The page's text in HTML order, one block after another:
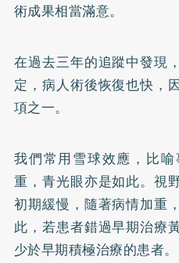
術成果相當滿意。
在過去三年的追蹤中發現
定，病人術後恢復也快，
項之一。
我們常用雪球效應，比
重，青光眼亦是如此。視
初期緩慢，隨著病情加重
此，若患者錯過早期治療
少於早期積極治療的患者。